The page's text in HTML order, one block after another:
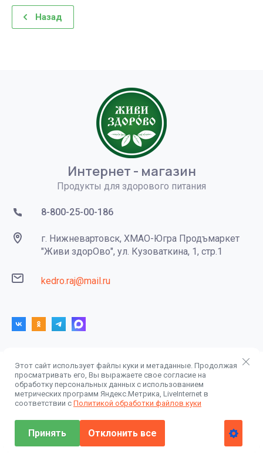
Назад
Интернет - магазин
Продукты для здорового питания
8-800-25-00-186
г. Нижневартовск, ХМАО-Югра Продъмаркет
"Живи здорОво", ул. Кузоваткина, 1, стр.1
kedro.raj@mail.ru
© 2014 - 2026 ООО "Центр-Сибирь" КедроРай
Политика конфиденциальности
Этот сайт использует файлы куки и метаданные. Продолжая
просматривать его, Вы выражаете свое согласие на
обработку персональных данных с использованием
метрических программ Яндекс.Метрика, LiveInternet в
соответствии с Политикой обработки файлов куки
Принять Отклонить все